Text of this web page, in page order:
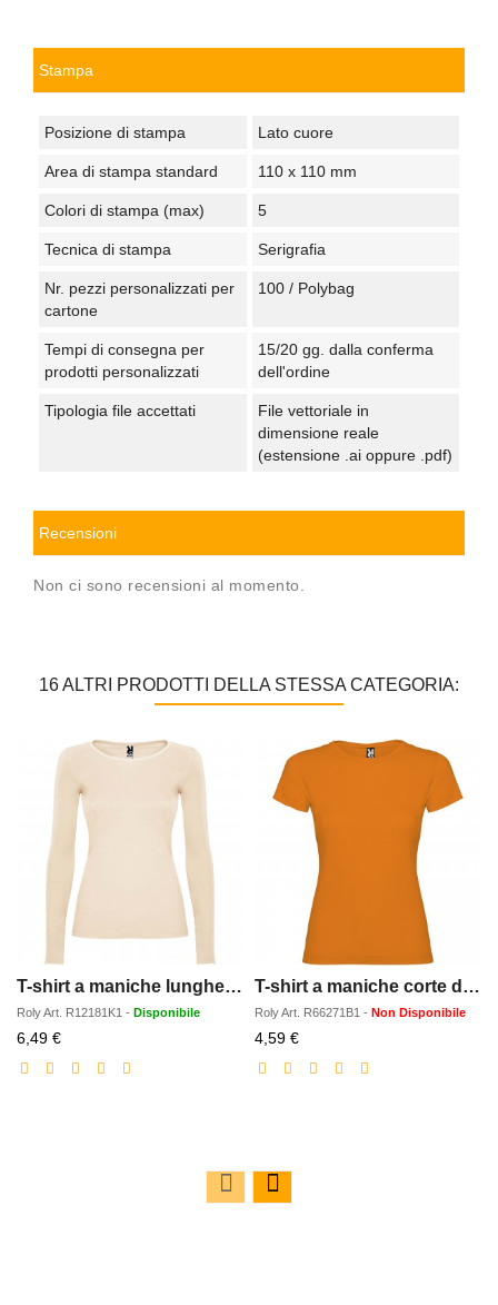
Stampa
Posizione di stampa Lato cuore
Area di stampa standard 110 x 110 mm
Colori di stampa (max) 5
Tecnica di stampa Serigrafia
Nr. pezzi personalizzati per
cartone
100 / Polybag
Tempi di consegna per
prodotti personalizzati
15/20 gg. dalla conferma
dell'ordine
Tipologia file accettati
File vettoriale in
dimensione reale
(estensione .ai oppure .pdf)
Recensioni
Non ci sono recensioni al momento.
16 ALTRI PRODOTTI DELLA STESSA CATEGORIA:
T-shirt a maniche lunghe da donna Extreme
RolyArt. R12181K1 - Disponibile
6,49 €Prezzo
scontato
T-shirt a maniche corte da donna Jamaica
RolyArt. R66271B1 - Non Disponibile
4,59 €Prezzo
scontato